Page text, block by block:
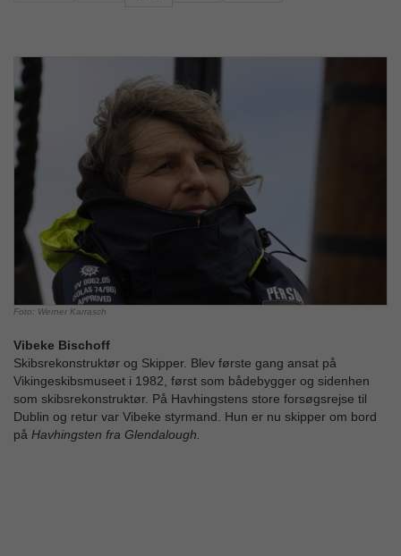
Foto: Werner Karrasch
Vibeke Bischoff
Skibsrekonstruktør og Skipper. Blev første gang ansat på
Vikingeskibsmuseet i 1982, først som bådebygger og sidenhen
som skibsrekonstruktør. På Havhingstens store forsøgsrejse til
Dublin og retur var Vibeke styrmand. Hun er nu skipper om bord
på Havhingsten fra Glendalough.